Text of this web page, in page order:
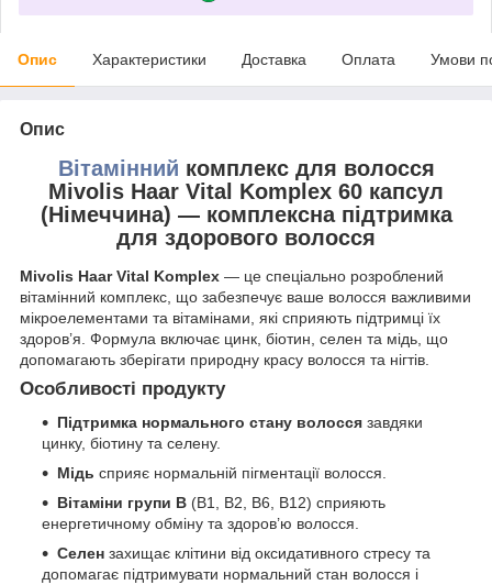
Опис Характеристики Доставка Оплата Умови
Опис
Вітамінний комплекс для волосся
Mivolis Haar Vital Komplex 60 капсул
(Німеччина) — комплексна підтримка
для здорового волосся
Mivolis Haar Vital Komplex — це спеціально розроблений
вітамінний комплекс, що забезпечує ваше волосся важливими
мікроелементами та вітамінами, які сприяють підтримці їх
здоров’я. Формула включає цинк, біотин, селен та мідь, що
допомагають зберігати природну красу волосся та нігтів.
Особливості продукту
Підтримка нормального стану волосся завдяки
цинку, біотину та селену.
Мідь сприяє нормальній пігментації волосся.
Вітаміни групи B (B1, B2, B6, B12) сприяють
енергетичному обміну та здоров’ю волосся.
Селен захищає клітини від оксидативного стресу та
допомагає підтримувати нормальний стан волосся і